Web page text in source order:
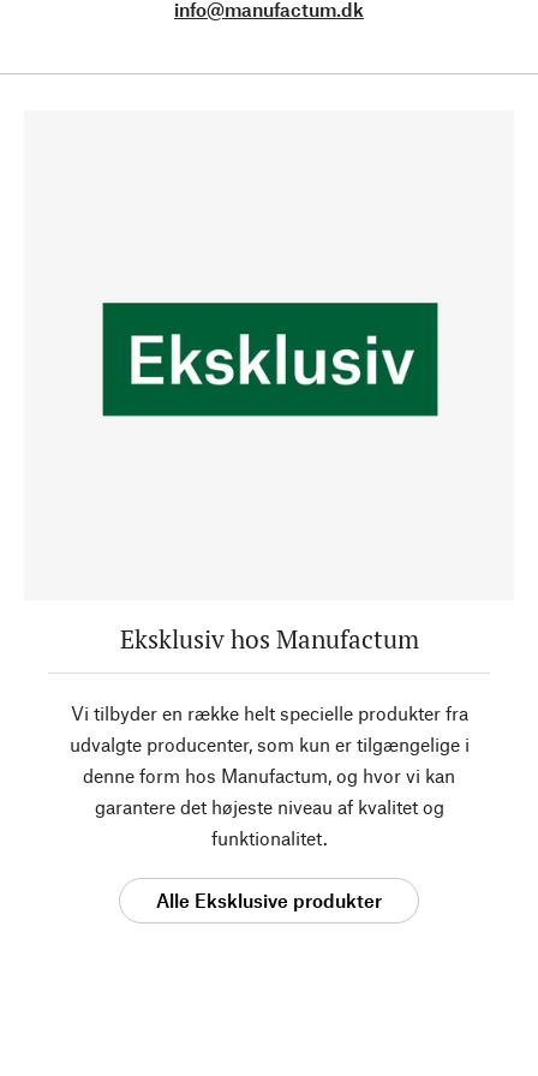
info@manufactum.dk
Eksklusiv hos Manufactum
Vi tilbyder en række helt specielle produkter fra
udvalgte producenter, som kun er tilgængelige i
denne form hos Manufactum, og hvor vi kan
garantere det højeste niveau af kvalitet og
funktionalitet.
Alle Eksklusive produkter